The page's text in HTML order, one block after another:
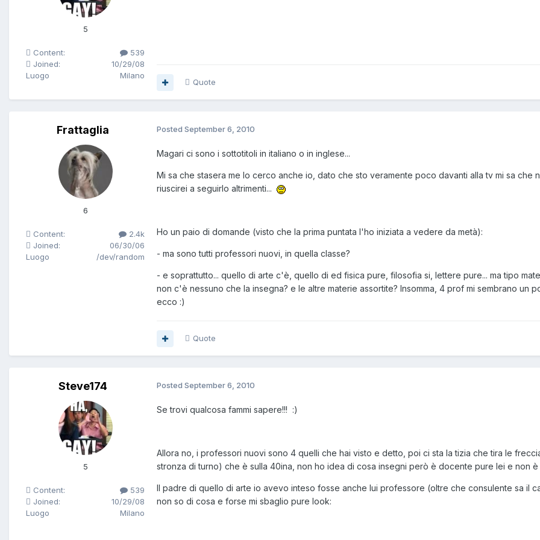
5
Content:
539
Joined:
10/29/08
Luogo
Milano
Quote
Frattaglia
6
Content:
2.4k
Joined:
06/30/06
Luogo
/dev/random
Posted September 6, 2010
Magari ci sono i sottotitoli in italiano o in inglese...
Mi sa che stasera me lo cerco anche io, dato che sto veramente poco davanti alla tv mi sa che
riuscirei a seguirlo altrimenti...
Ho un paio di domande (visto che la prima puntata l'ho iniziata a vedere da metà):
- ma sono tutti professori nuovi, in quella classe?
- e soprattutto... quello di arte c'è, quello di ed fisica pure, filosofia si, lettere pure... ma tipo
non c'è nessuno che la insegna? e le altre materie assortite? Insomma, 4 prof mi sembrano un
ecco :)
Quote
Steve174
5
Content:
539
Joined:
10/29/08
Luogo
Milano
Posted September 6, 2010
Se trovi qualcosa fammi sapere!!! :)
Allora no, i professori nuovi sono 4 quelli che hai visto e detto, poi ci sta la tizia che tira le
stronza di turno) che è sulla 40ina, non ho idea di cosa insegni però è docente pure lei e non è
Il padre di quello di arte io avevo inteso fosse anche lui professore (oltre che consulente sa il
non so di cosa e forse mi sbaglio pure look: